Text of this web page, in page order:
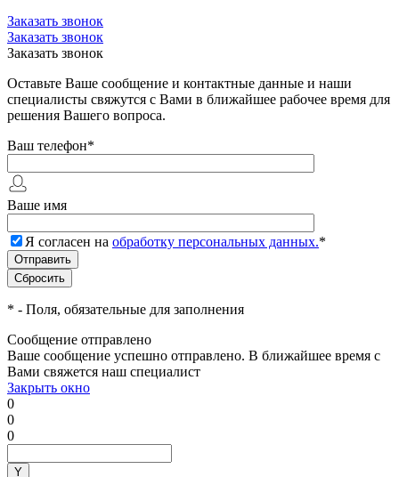
Заказать звонок
Заказать звонок
Заказать звонок
Оставьте Ваше сообщение и контактные данные и наши
специалисты свяжутся с Вами в ближайшее рабочее время для
решения Вашего вопроса.
Ваш телефон*
Ваше имя
Я согласен на обработку персональных данных.*
* - Поля, обязательные для заполнения
Сообщение отправлено
Ваше сообщение успешно отправлено. В ближайшее время с
Вами свяжется наш специалист
Закрыть окно
0
0
0